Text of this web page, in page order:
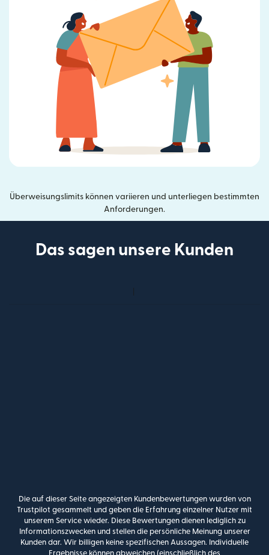
Überweisungslimits können variieren und unterliegen bestimmten
Anforderungen.
Das sagen unsere Kunden
Die auf dieser Seite angezeigten Kundenbewertungen wurden von
Trustpilot gesammelt und geben die Erfahrung einzelner Nutzer mit
unserem Service wieder. Diese Bewertungen dienen lediglich zu
Informationszwecken und stellen die persönliche Meinung unserer
Kunden dar. Wir billigen keine spezifischen Aussagen. Individuelle
Ergebnisse können abweichen (einschließlich des